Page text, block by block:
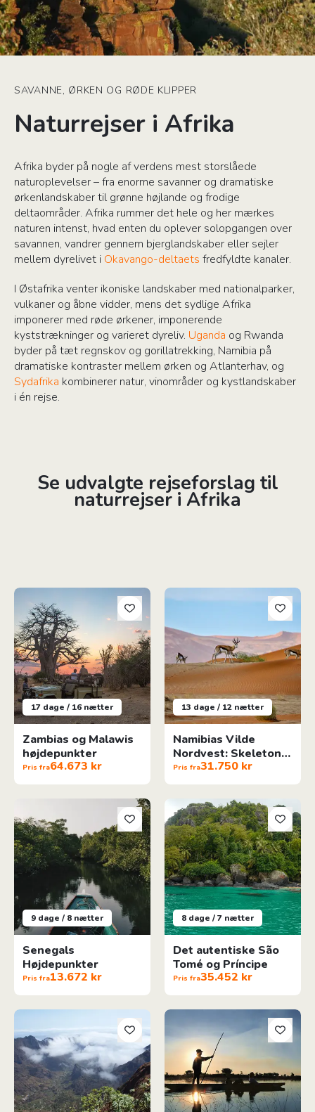
SAVANNE, ØRKEN OG RØDE KLIPPER
Naturrejser i Afrika
Afrika byder på nogle af verdens mest storslåede
naturoplevelser – fra enorme savanner og dramatiske
ørkenlandskaber til grønne højlande og frodige
deltaområder. Afrika rummer det hele og her mærkes
naturen intenst, hvad enten du oplever solopgangen over
savannen, vandrer gennem bjerglandskaber eller sejler
mellem dyrelivet i Okavango-deltaets fredfyldte kanaler.
I Østafrika venter ikoniske landskaber med nationalparker,
vulkaner og åbne vidder, mens det sydlige Afrika
imponerer med røde ørkener, imponerende
kyststrækninger og varieret dyreliv. Uganda og Rwanda
byder på tæt regnskov og gorillatrekking, Namibia på
dramatiske kontraster mellem ørken og Atlanterhav, og
Sydafrika kombinerer natur, vinområder og kystlandskaber
i én rejse.
Se udvalgte rejseforslag til
naturrejser i Afrika
17 dage / 16 nætter
Zambias og Malawis
højdepunkter
Pris fra64.673 kr
Zambias og Malawis højdepunkter
13 dage / 12 nætter
Namibias Vilde
Nordvest: Skeleton
Coast & Etosha
Pris fra31.750 kr
Namibias Vilde Nordvest:
9 dage / 8 nætter
Senegals
Højdepunkter
Pris fra13.672 kr
Senegals Højdepunkter
8 dage / 7 nætter
Det autentiske São
Tomé og Príncipe
Pris fra35.452 kr
Det autentiske São Tomé og
Kap Verde - De nordlige øer Floder, Delta & Ørken